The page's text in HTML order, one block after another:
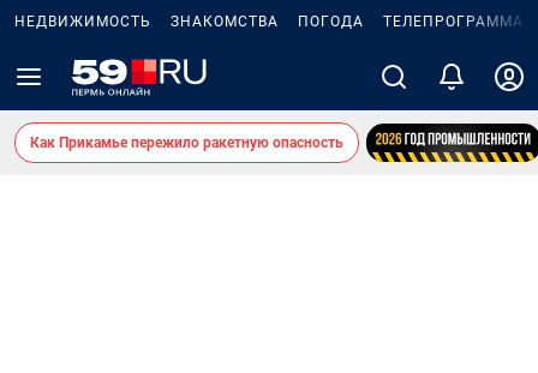
НЕДВИЖИМОСТЬ ЗНАКОМСТВА ПОГОДА ТЕЛЕПРОГРАММА
Как Прикамье пережило ракетную опасность